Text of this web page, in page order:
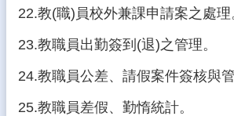
料
放
告
隱
22.教(職)員校外兼課申請案之處理
23.教職員出勤簽到(退)之管理。
24.教職員公差、請假案件簽核與管
25.教職員差假、勤惰統計。